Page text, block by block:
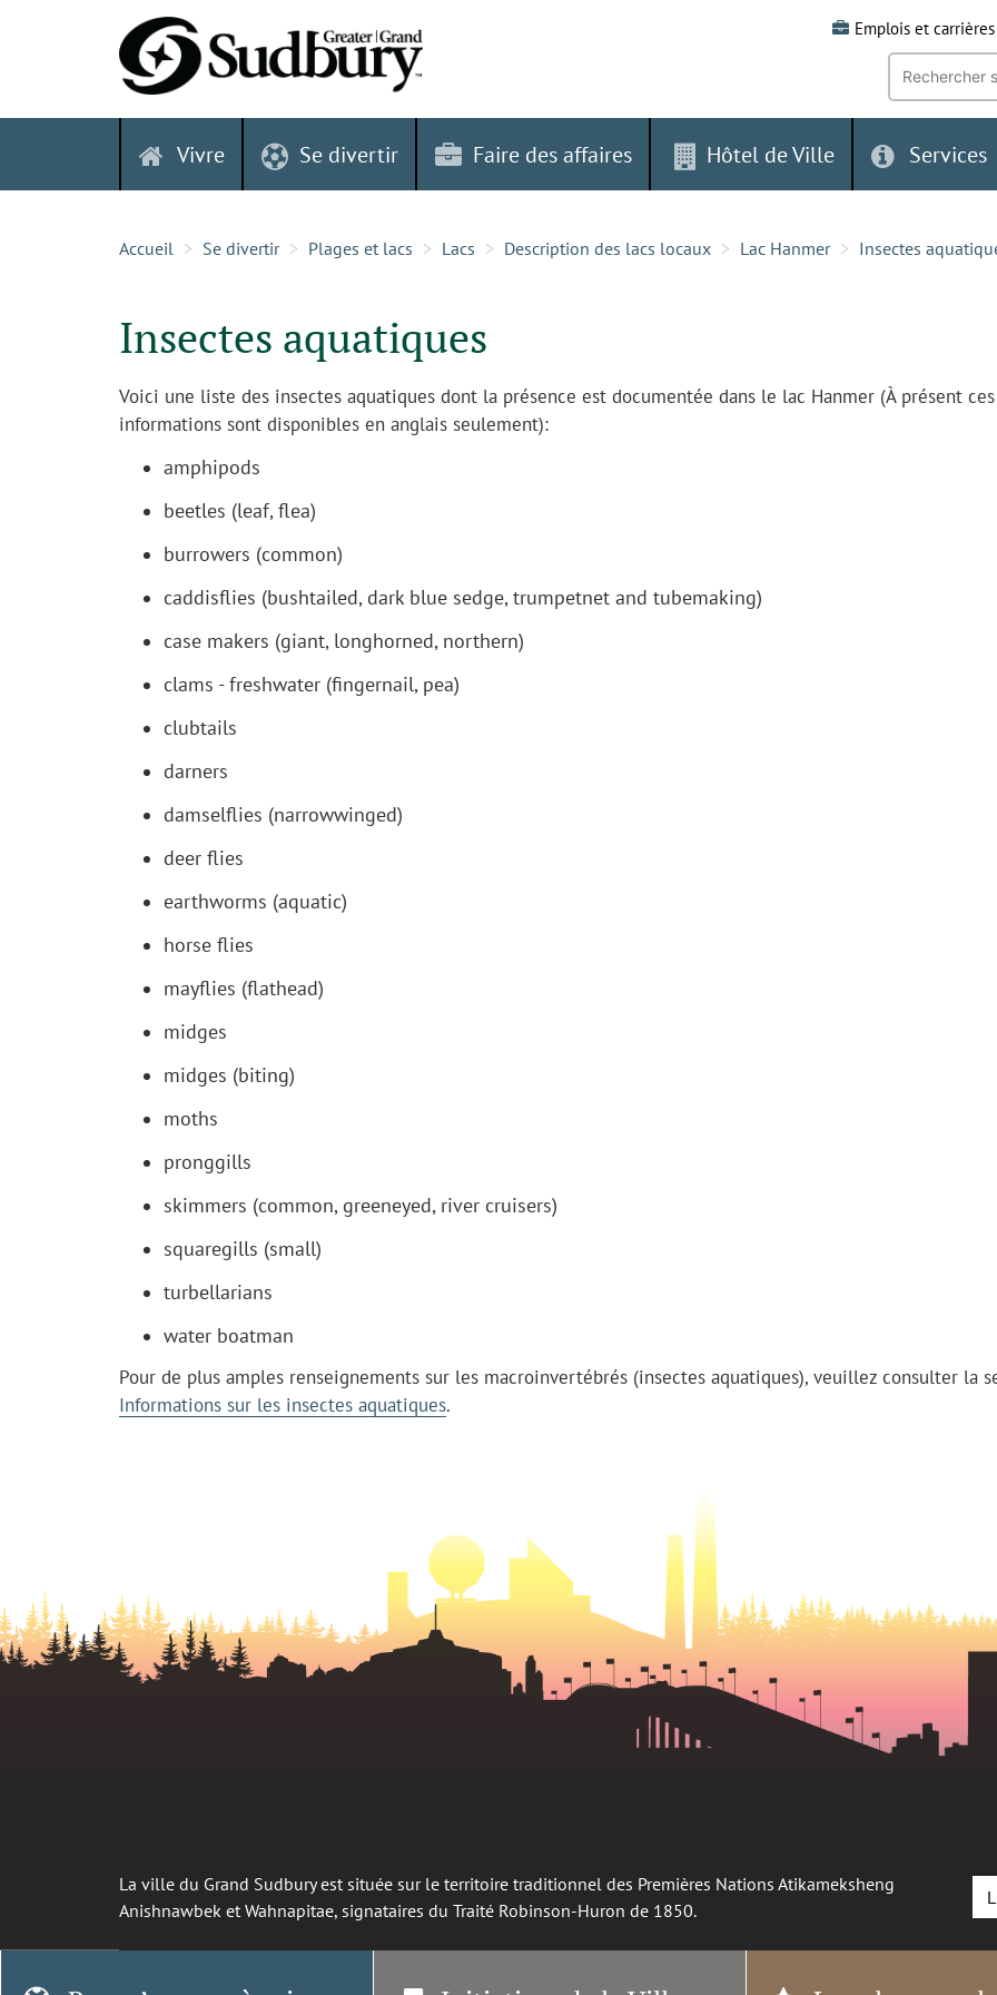
Emplois et carrières
Recherche
mot-
clé:
Vivre Se divertir Faire des affaires Hôtel de Ville Services
Accueil Se divertir Plages et lacs Lacs Description des lacs locaux Lac Hanmer Insectes
Insectes aquatiques
Voici une liste des insectes aquatiques dont la présence est documentée dans le lac Hanmer (À présent ces
informations sont disponibles en anglais seulement):
amphipods
beetles (leaf, flea)
burrowers (common)
caddisflies (bushtailed, dark blue sedge, trumpetnet and tubemaking)
case makers (giant, longhorned, northern)
clams - freshwater (fingernail, pea)
clubtails
darners
damselflies (narrowwinged)
deer flies
earthworms (aquatic)
horse flies
mayflies (flathead)
midges
midges (biting)
moths
pronggills
skimmers (common, greeneyed, river cruisers)
squaregills (small)
turbellarians
water boatman
Pour de plus amples renseignements sur les macroinvertébrés (insectes aquatiques), veuillez consulter la
Informations sur les insectes aquatiques.
La ville du Grand Sudbury est située sur le territoire traditionnel des Premières Nations Atikameksheng
Anishnawbek et Wahnapitae, signataires du Traité Robinson-Huron de 1850.